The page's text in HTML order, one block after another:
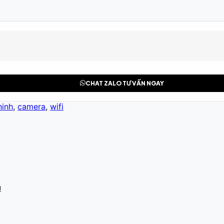
CHAT ZALO TƯ VẤN NGAY
, camera, wifi